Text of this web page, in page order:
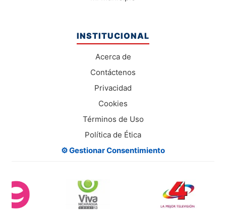
INSTITUCIONAL
Acerca de
Contáctenos
Privacidad
Cookies
Términos de Uso
Política de Ética
⚙️ Gestionar Consentimiento